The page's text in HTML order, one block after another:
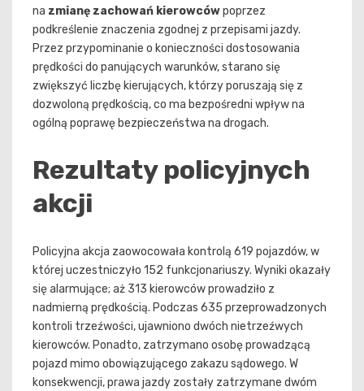
na zmianę zachowań kierowcówpoprzez
podkreślenie znaczenia zgodnej z przepisami jazdy.
Przez przypominanie o konieczności dostosowania
prędkości do panujących warunków, starano się
zwiększyć liczbę kierujących, którzy poruszają się z
dozwoloną prędkością, co ma bezpośredni wpływ na
ogólną poprawę bezpieczeństwa na drogach.
Rezultaty policyjnych
akcji
Policyjna akcja zaowocowała kontrolą 619 pojazdów, w
której uczestniczyło 152 funkcjonariuszy. Wyniki okazały
się alarmujące; aż 313 kierowców prowadziło z
nadmierną prędkością. Podczas 635 przeprowadzonych
kontroli trzeźwości, ujawniono dwóch nietrzeźwych
kierowców. Ponadto, zatrzymano osobę prowadzącą
pojazd mimo obowiązującego zakazu sądowego. W
konsekwencji, prawa jazdy zostały zatrzymane dwóm